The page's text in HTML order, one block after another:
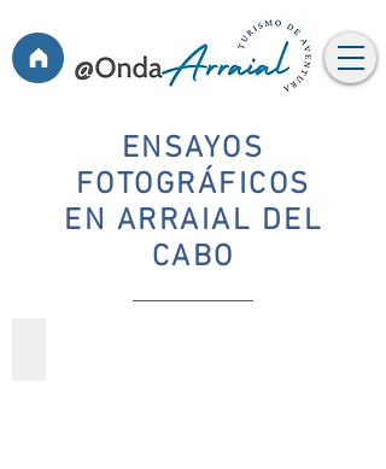
ENSAYOS
FOTOGRÁFICOS
EN ARRAIAL DEL
CABO